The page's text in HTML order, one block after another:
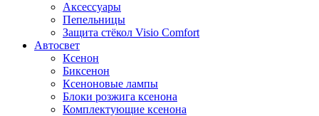
Аксессуары
Пепельницы
Защита стёкол Visio Comfort
Автосвет
Ксенон
Биксенон
Ксеноновые лампы
Блоки розжига ксенона
Комплектующие ксенона